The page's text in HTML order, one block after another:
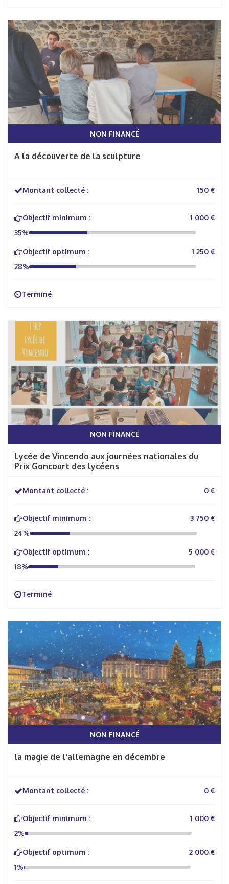
NON FINANCÉ
A la découverte de la sculpture
Montant collecté : 150 €
Objectif minimum :
1 000 €
35%
Objectif optimum :
1 250 €
28%
Terminé
NON FINANCÉ
Lycée de Vincendo aux journées nationales du
Prix Goncourt des lycéens
Montant collecté : 0 €
Objectif minimum :
3 750 €
24%
Objectif optimum :
5 000 €
18%
Terminé
NON FINANCÉ
la magie de l'allemagne en décembre
Montant collecté : 0 €
Objectif minimum :
1 000 €
2%
Objectif optimum :
2 000 €
1%